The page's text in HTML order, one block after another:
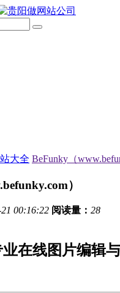
大全 BeFunky（
）
00:16:22 阅读量： 28
在线图片编辑